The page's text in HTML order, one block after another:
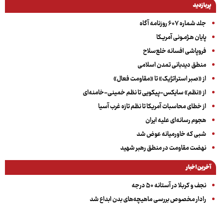
پربازدید
جلد شماره ۶۰۷ روزنامه آگاه
پایان هـژمـونی آمریـکا
فروپاشی افسانه خلع‌سلاح
منطق دیدبانی تمدن اسلامی
از «صبر استراتژیک» تا «مقاومت فعال»
از «نظم» سایکس-پیکویی تا نظم خمینی-خامنه‌ای
از خطای محاسبات آمریکا تا نظم تازه غرب آسیا
هجوم رسانه‌ای علیه ایران
شبی که خاورمیانه عوض شد
نهضت مقاومت در منطق رهبر شهید
آخرین اخبار
نجف و کربلا در آستانه ۵۰ درجه
رادار مخصوص بررسی ماهیچه‌های بدن ابداع شد